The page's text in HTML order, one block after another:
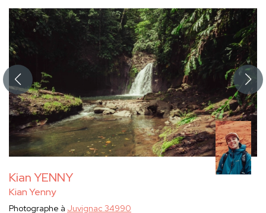
Kian YENNY
Kian Yenny
Photographe à Juvignac 34990